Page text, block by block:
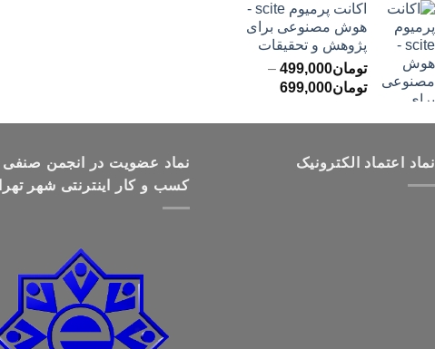
تا
تومان499,000
اکانت پرمیوم scite -
هوش مصنوعی برای
پژوهش و تحقیقات
تومان499,000
–
تومان699,000محدوده
تومان499,000
نماد اعتماد الکترونیک
نماد عضویت در انجمن صنفی
کسب و کار اینترنتی شهر